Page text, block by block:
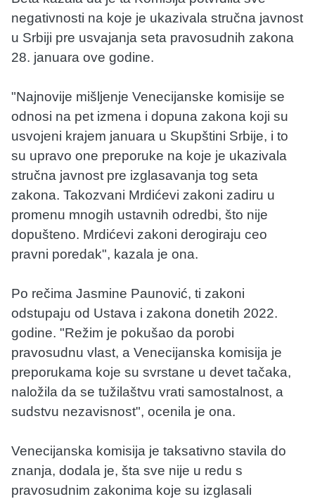
negativnosti na koje je ukazivala stručna javnost
u Srbiji pre usvajanja seta pravosudnih zakona
28. januara ove godine.
"Najnovije mišljenje Venecijanske komisije se
odnosi na pet izmena i dopuna zakona koji su
usvojeni krajem januara u Skupštini Srbije, i to
su upravo one preporuke na koje je ukazivala
stručna javnost pre izglasavanja tog seta
zakona. Takozvani Mrdićevi zakoni zadiru u
promenu mnogih ustavnih odredbi, što nije
dopušteno. Mrdićevi zakoni derogiraju ceo
pravni poredak", kazala je ona.
Po rečima Jasmine Paunović, ti zakoni
odstupaju od Ustava i zakona donetih 2022.
godine. "Režim je pokušao da porobi
pravosudnu vlast, a Venecijanska komisija je
preporukama koje su svrstane u devet tačaka,
naložila da se tužilaštvu vrati samostalnost, a
sudstvu nezavisnost", ocenila je ona.
Venecijanska komisija je taksativno stavila do
znanja, dodala je, šta sve nije u redu s
pravosudnim zakonima koje su izglasali